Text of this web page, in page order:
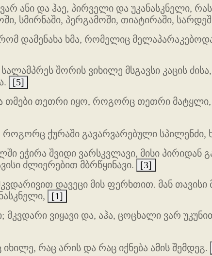
ანი და ჰაე, პირველი და უკანასკნელი,
სმირნაში, პერგამოში, თიატირაში,
დამენახა ხმა, რომელიც
შორის ვიხილე მსგავსი კაცის
[5]
თმები თეთრი იყო, როგორც თეთრი
როგორც ქურაში გავარვარებული
ეჭირა შვიდი ვარსკვლავი, მისი
ძლიერებით მბრწყინავი.
[3]
დავეცი მის ფერხთით. მან თავისი
[1]
ვიყავი და, აჰა, ცოცხალი ვარ
რაც არის და რაც იქნება ამის შემდეგ.